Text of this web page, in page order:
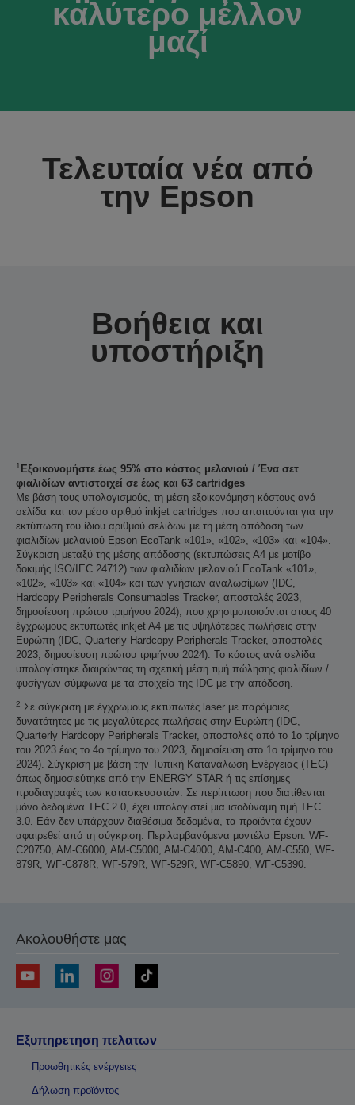
καλύτερο μέλλον
μαζί
Τελευταία νέα από
την Epson
Βοήθεια και
υποστήριξη
1 Εξοικονομήστε έως 95% στο κόστος μελανιού / Ένα σετ
φιαλιδίων αντιστοιχεί σε έως και 63 cartridges
Με βάση τους υπολογισμούς, τη μέση εξοικονόμηση κόστους ανά
σελίδα και τον μέσο αριθμό inkjet cartridges που απαιτούνται για την
εκτύπωση του ίδιου αριθμού σελίδων με τη μέση απόδοση των
φιαλιδίων μελανιού Epson EcoTank «101», «102», «103» και «104».
Σύγκριση μεταξύ της μέσης απόδοσης (εκτυπώσεις A4 με μοτίβο
δοκιμής ISO/IEC 24712) των φιαλιδίων μελανιού EcoTank «101»,
«102», «103» και «104» και των γνήσιων αναλωσίμων (IDC,
Hardcopy Peripherals Consumables Tracker, αποστολές 2023,
δημοσίευση πρώτου τριμήνου 2024), που χρησιμοποιούνται στους 40
έγχρωμους εκτυπωτές inkjet A4 με τις υψηλότερες πωλήσεις στην
Ευρώπη (IDC, Quarterly Hardcopy Peripherals Tracker, αποστολές
2023, δημοσίευση πρώτου τριμήνου 2024). Το κόστος ανά σελίδα
υπολογίστηκε διαιρώντας τη σχετική μέση τιμή πώλησης φιαλιδίων /
φυσίγγων σύμφωνα με τα στοιχεία της IDC με την απόδοση.
2 Σε σύγκριση με έγχρωμους εκτυπωτές laser με παρόμοιες
δυνατότητες με τις μεγαλύτερες πωλήσεις στην Ευρώπη (IDC,
Quarterly Hardcopy Peripherals Tracker, αποστολές από το 1ο τρίμηνο
του 2023 έως το 4ο τρίμηνο του 2023, δημοσίευση στο 1ο τρίμηνο του
2024). Σύγκριση με βάση την Τυπική Κατανάλωση Ενέργειας (TEC)
όπως δημοσιεύτηκε από την ENERGY STAR ή τις επίσημες
προδιαγραφές των κατασκευαστών. Σε περίπτωση που διατίθενται
μόνο δεδομένα TEC 2.0, έχει υπολογιστεί μια ισοδύναμη τιμή TEC
3.0. Εάν δεν υπάρχουν διαθέσιμα δεδομένα, τα προϊόντα έχουν
αφαιρεθεί από τη σύγκριση. Περιλαμβανόμενα μοντέλα Epson: WF-
C20750, AM-C6000, AM-C5000, AM-C4000, AM-C400, AM-C550, WF-
879R, WF-C878R, WF-579R, WF-529R, WF-C5890, WF-C5390.
Ακολουθήστε μας
Εξυπηρετηση πελατων
Προωθητικές ενέργειες
Δήλωση προϊόντος